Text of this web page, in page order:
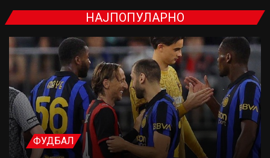
НАЈПОПУЛАРНО
ФУДБАЛ